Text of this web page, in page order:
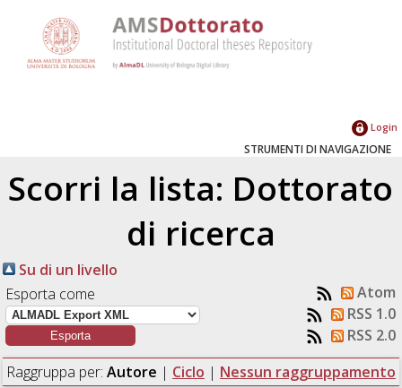
Login
STRUMENTI DI NAVIGAZIONE
Scorri la lista: Dottorato
di ricerca
Su di un livello
Esporta come
Atom
RSS 1.0
RSS 2.0
Raggruppa per: Autore | Ciclo | Nessun raggruppamento